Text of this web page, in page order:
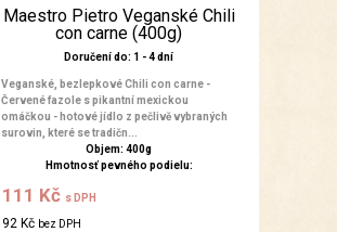
Maestro Pietro Veganské Chili
con carne (400g)
Doručení do: 1 - 4 dní
Veganské, bezlepkové Chili con carne -
Červené fazole s pikantní mexickou
omáčkou - hotové jídlo z pečlivě vybraných
surovin, které se tradičn...
Objem: 400g
Hmotnosť pevného podielu:
111 Kč s DPH
92 Kč bez DPH